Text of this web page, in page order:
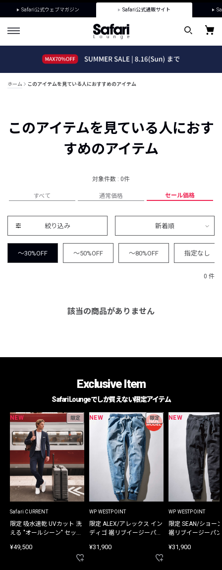
Safari公式ウェブマガジン Safari公式通販サイト
ホーム このアイテムを見ている人におすすめのアイテム
このアイテムを見ている人におす
すめのアイテム
対象件数 : 0件
すべて 通常価格 セール価格
絞り込み 新着順
～30%OFF ～50%OFF ～80%OFF 指定なし
0 件
該当の商品がありません
Exclusive Item
Safari Loungeでしか買えない限定アイテム
NEW 限定
Safari CURRENT
限定 吸水速乾 UVカット 洗
える "オールシーン" セット
¥49,500
NEW 限定
WP WESTPOINT
限定 ALEX/アレックス イン
ディゴ 裾リブイージーパン
¥31,900
NEW
WP WESTPOINT
限定 SEAN/ショー
裾リブイージーパ
¥31,900